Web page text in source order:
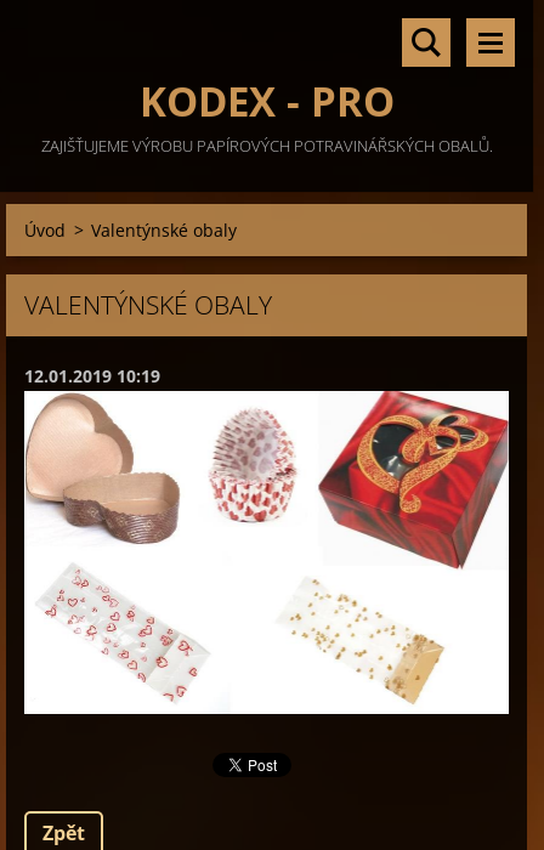
KODEX - PRO
ZAJIŠŤUJEME VÝROBU PAPÍROVÝCH POTRAVINÁŘSKÝCH OBALŮ.
Úvod > Valentýnské obaly
VALENTÝNSKÉ OBALY
12.01.2019 10:19
Zpět